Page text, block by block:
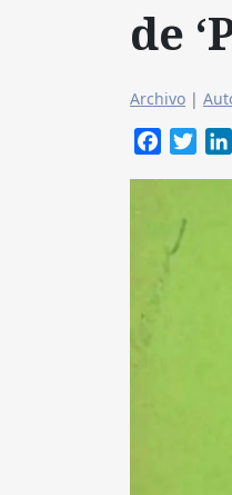
de
Archivo |
Facebook